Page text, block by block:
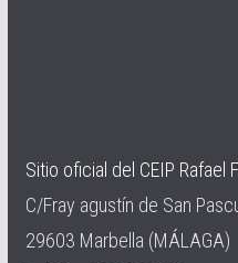
Sitio oficial del CEIP Rafael
C/Fray agustín de San
29603 Marbella (MÁLAGA)